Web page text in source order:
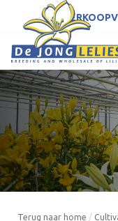
NL
Terug naar home /